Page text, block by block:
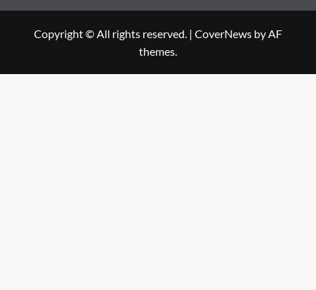
Copyright © All rights reserved. | CoverNews by AF
themes.